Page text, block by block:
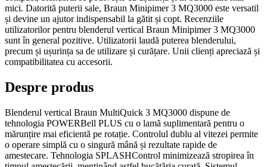
mici. Datorită puterii sale, Braun Minipimer 3 MQ3000 este versatil
și devine un ajutor indispensabil la gătit și copt. Recenziile
utilizatorilor pentru blenderul vertical Braun Minipimer 3 MQ3000
sunt în general pozitive. Utilizatorii laudă puterea blenderului,
precum și ușurința sa de utilizare și curățare. Unii clienți apreciază și
compatibilitatea cu accesorii.
Despre produs
Blenderul vertical Braun MultiQuick 3 MQ3000 dispune de
tehnologia POWERBell PLUS cu o lamă suplimentară pentru o
mărunțire mai eficientă pe rotație. Controlul dublu al vitezei permite
o operare simplă cu o singură mână și rezultate rapide de
amestecare. Tehnologia SPLASHControl minimizează stropirea în